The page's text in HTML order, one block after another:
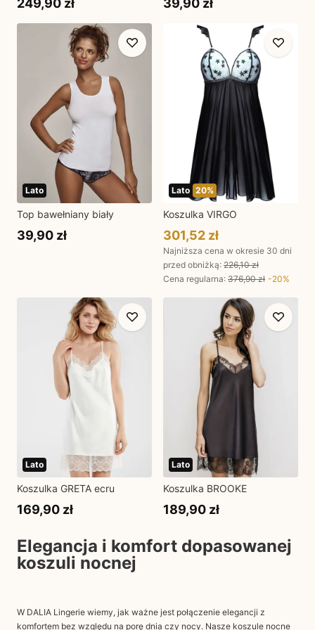
249,90 zł 39,90 zł
Lato
Top bawełniany biały
39,90 zł
Lato 20%
Koszulka VIRGO
301,52 zł
Najniższa cena w okresie 30 dni
przed obniżką: 226,10 zł
Cena regularna: 376,90 zł -20%
Lato
Koszulka GRETA ecru
169,90 zł
Lato
Koszulka BROOKE
189,90 zł
Elegancja i komfort dopasowanej
koszuli nocnej
W DALIA Lingerie wiemy, jak ważne jest połączenie elegancji z
komfortem bez względu na porę dnia czy nocy. Nasze koszule nocne